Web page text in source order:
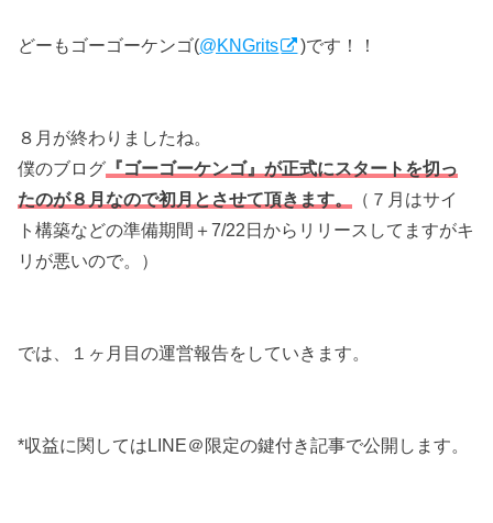
どーもゴーゴーケンゴ(@KNGrits )です！！
８月が終わりましたね。
僕のブログ 『ゴーゴーケンゴ』が正式にスタートを切っ
たのが８月なので初月とさせて頂きます。
（７月はサイ
ト構築などの準備期間＋7/22日からリリースしてますがキ
リが悪いので。）
では、１ヶ月目の運営報告をしていきます。
*収益に関してはLINE＠限定の鍵付き記事で公開します。